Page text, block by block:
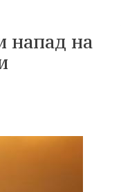
напад на